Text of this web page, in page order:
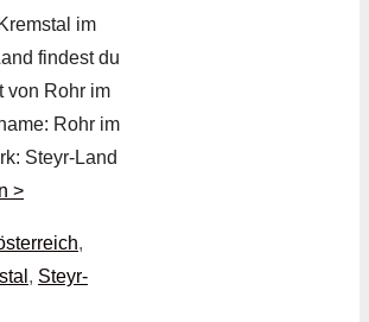
im
findest du
von Rohr im
Rohr im
Steyr-Land
>
,
, Steyr-